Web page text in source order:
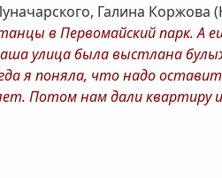
Галина
в Первомайский парк. А
улица была выстлана
я поняла, что надо
Потом нам дали квартиру